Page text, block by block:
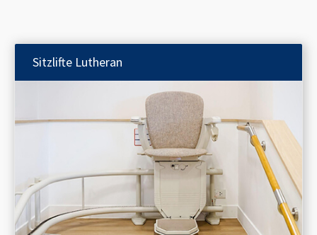
Sitzlifte Lutheran